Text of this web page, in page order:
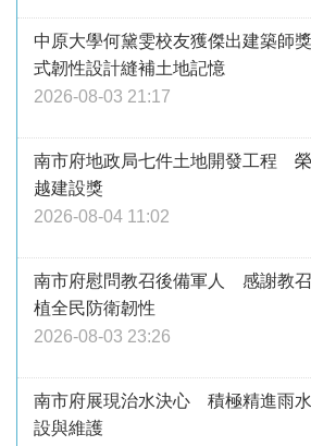
中原大學何黛雯校友獲傑出建築師
式韌性設計縫補土地記憶
2026-08-03 21:17
南市府地政局七件土地開發工程
越建設獎
2026-08-04 11:02
南市府慰問教召後備軍人 感謝教
植全民防衛韌性
2026-08-03 23:26
南市府展現治水決心 積極精進雨
設與維護